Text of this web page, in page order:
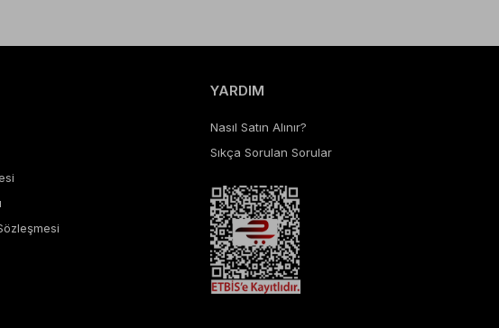
YARDIM
Nasıl Satın Alınır?
Sıkça Sorulan Sorular